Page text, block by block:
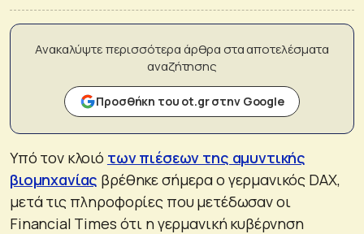
Ανακαλύψτε περισσότερα άρθρα στα αποτελέσματα
αναζήτησης
Προσθήκη του ot.gr στην Google
Υπό τον κλοιό των πιέσεων της αμυντικής
βιομηχανίας βρέθηκε σήμερα ο γερμανικός DAX,
μετά τις πληροφορίες που μετέδωσαν οι
Financial Times ότι η γερμανική κυβέρνηση